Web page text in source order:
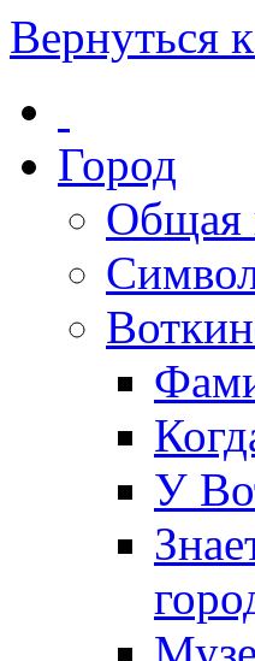
Вернуться
Город
Общая
У